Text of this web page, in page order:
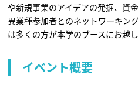
や新規事業のアイデアの発掘、資
異業種参加者とのネットワーキン
は多くの方が本学のブースにお越
イベント概要